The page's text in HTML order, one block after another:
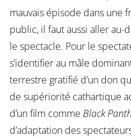
mauvais épisode dans une
public, il faut aussi aller au-
le spectacle. Pour le
s’identifier au mâle
terrestre gratifié d’un don
de supériorité cathartique
d’un film comme Black
d’adaptation des